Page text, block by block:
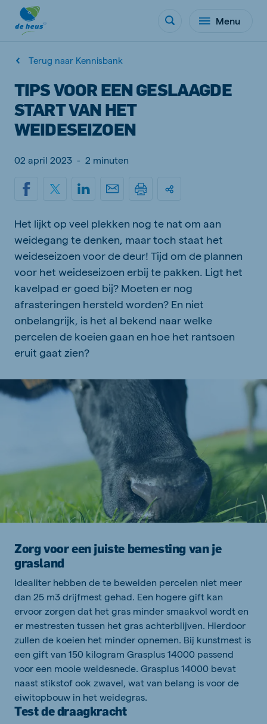
Menu
Terug naar Kennisbank
TIPS VOOR EEN GESLAAGDE
START VAN HET
WEIDESEIZOEN
02 april 2023 - 2 minuten
Het lijkt op veel plekken nog te nat om aan
weidegang te denken, maar toch staat het
weideseizoen voor de deur! Tijd om de plannen
voor het weideseizoen erbij te pakken. Ligt het
kavelpad er goed bij? Moeten er nog
afrasteringen hersteld worden? En niet
onbelangrijk, is het al bekend naar welke
percelen de koeien gaan en hoe het rantsoen
eruit gaat zien?
Zorg voor een juiste bemesting van je
grasland
Idealiter hebben de te beweiden percelen niet meer
dan 25 m3 drijfmest gehad. Een hogere gift kan
ervoor zorgen dat het gras minder smaakvol wordt en
er mestresten tussen het gras achterblijven. Hierdoor
zullen de koeien het minder opnemen. Bij kunstmest is
een gift van 150 kilogram Grasplus 14000 passend
voor een mooie weidesnede. Grasplus 14000 bevat
naast stikstof ook zwavel, wat van belang is voor de
eiwitopbouw in het weidegras.
Test de draagkracht